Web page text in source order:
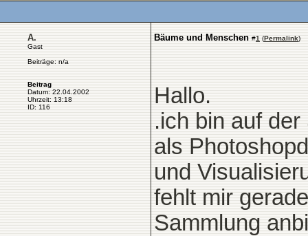
A.
Gast
Beiträge: n/a
Beitrag
Datum: 22.04.2002
Uhrzeit: 13:18
ID: 116
Bäume und Menschen #1 (Permalink)
Hallo.
.ich bin auf
als
und
fehlt mir
Sammlung